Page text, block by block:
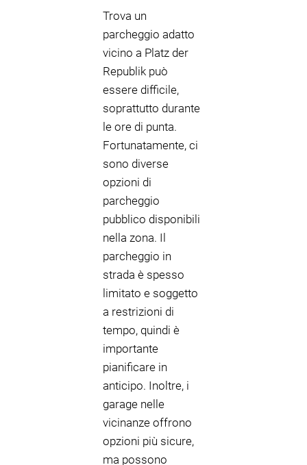
Trova un
parcheggio adatto
vicino a Platz der
Republik può
essere difficile,
soprattutto durante
le ore di punta.
Fortunatamente, ci
sono diverse
opzioni di
parcheggio
pubblico disponibili
nella zona. Il
parcheggio in
strada è spesso
limitato e soggetto
a restrizioni di
tempo, quindi è
importante
pianificare in
anticipo. Inoltre, i
garage nelle
vicinanze offrono
opzioni più sicure,
ma possono